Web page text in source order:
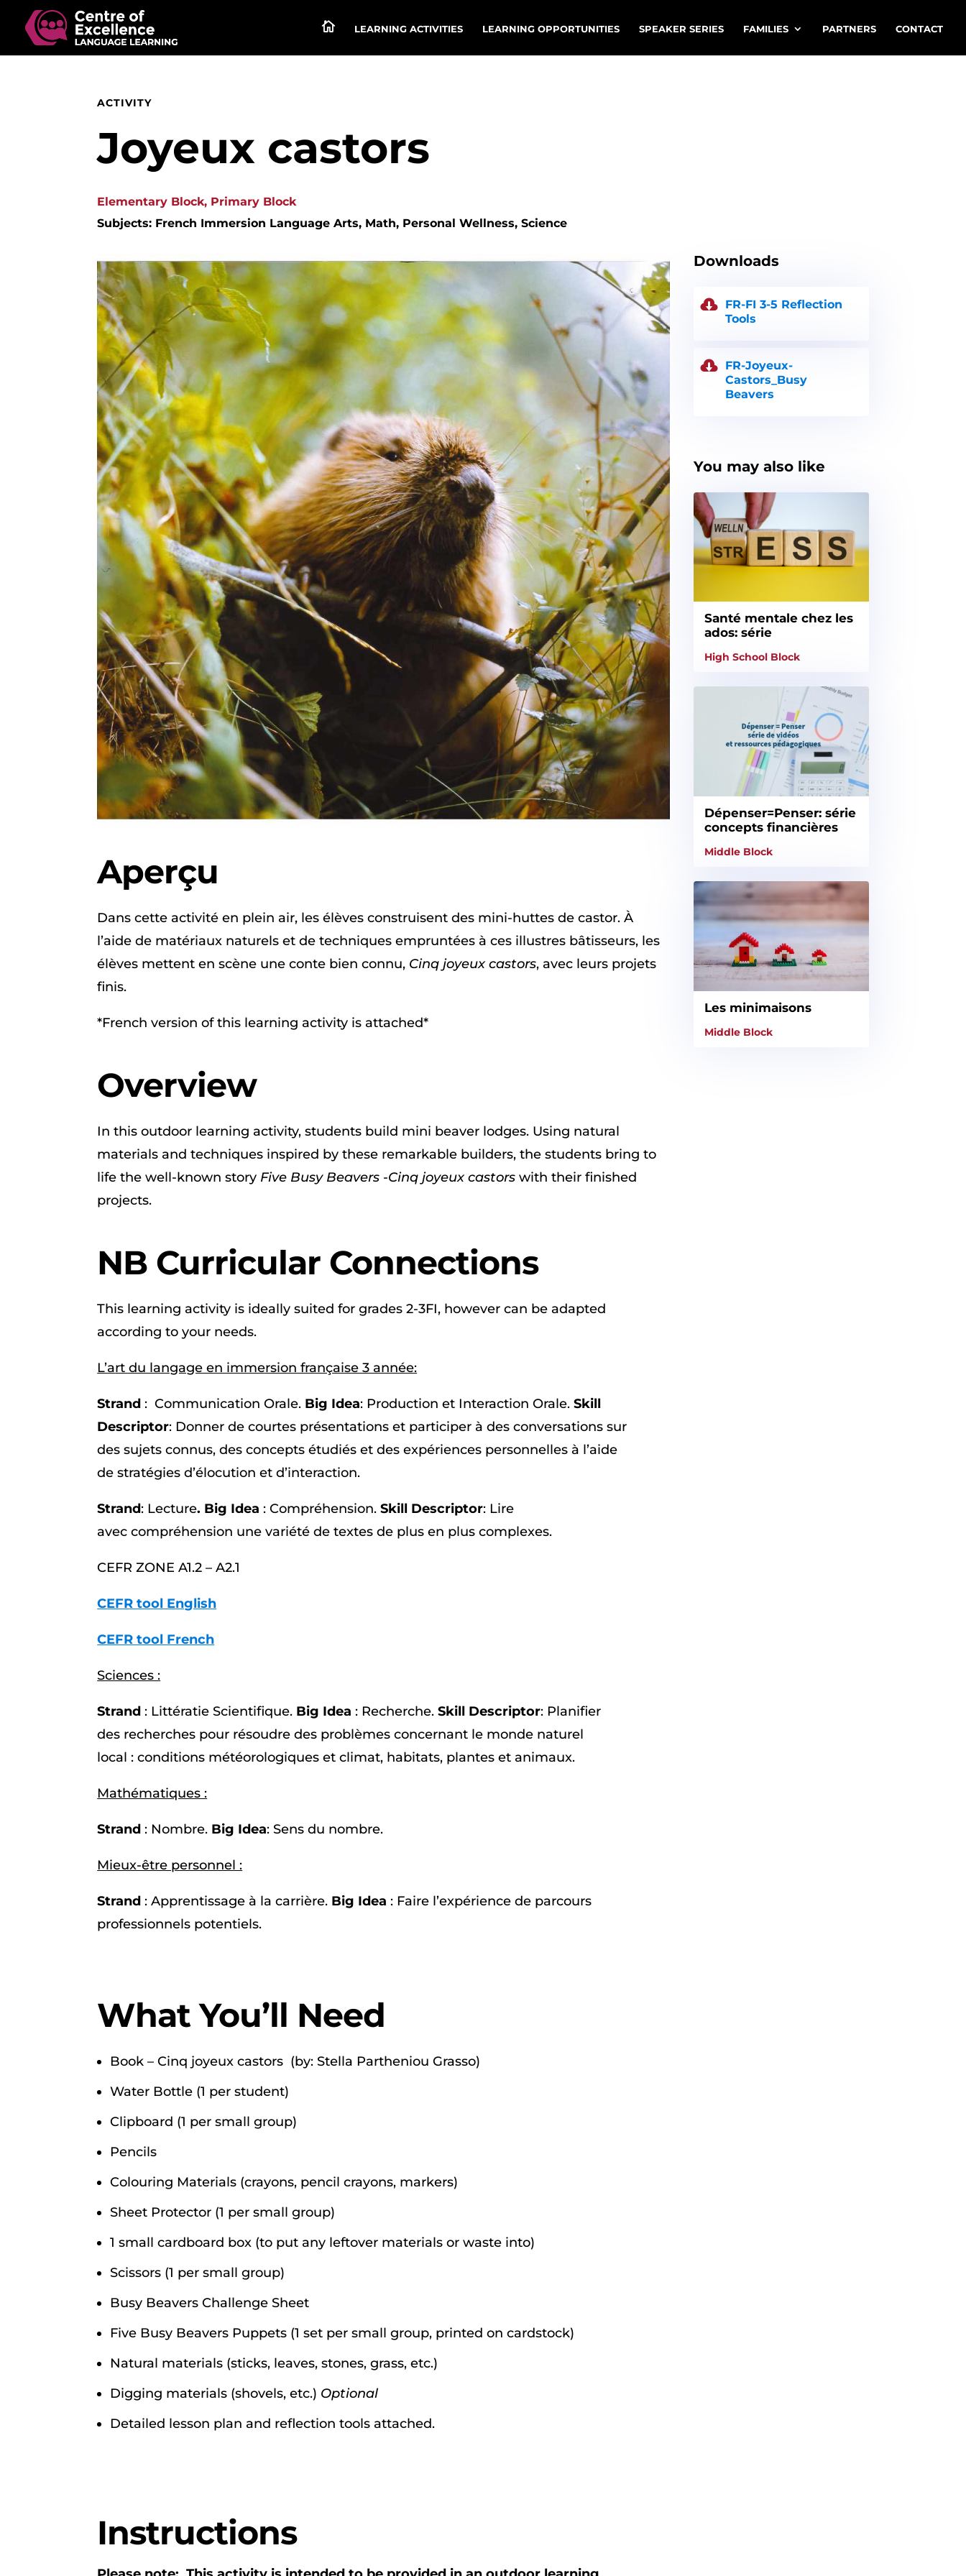
 LEARNING ACTIVITIES LEARNING OPPORTUNITIES SPEAKER SERIES FAMILIES PARTNERS CONTACT
ACTIVITY
Joyeux castors
Elementary Block, Primary Block
Subjects: French Immersion Language Arts, Math, Personal Wellness, Science
Aperçu
Dans cette activité en plein air, les élèves construisent des mini-huttes de castor. À
l’aide de matériaux naturels et de techniques empruntées à ces illustres bâtisseurs, les
élèves mettent en scène une conte bien connu, Cinq joyeux castors, avec leurs projets
finis.
*French version of this learning activity is attached*
Overview
In this outdoor learning activity, students build mini beaver lodges. Using natural
materials and techniques inspired by these remarkable builders, the students bring to
life the well-known story Five Busy Beavers -Cinq joyeux castors with their finished
projects.
NB Curricular Connections
This learning activity is ideally suited for grades 2-3FI, however can be adapted
according to your needs.
L’art du langage en immersion française 3 année:
Strand : Communication Orale. Big Idea: Production et Interaction Orale.Skill
Descriptor: Donner de courtes présentations et participer à des conversations sur
des sujets connus, des concepts étudiés et des expériences personnelles à l’aide
de stratégies d’élocution et d’interaction.
Strand: Lecture. Big Idea : Compréhension.Skill Descriptor: Lire
avec compréhension une variété de textes de plus en plus complexes.
CEFR ZONE A1.2 – A2.1
CEFR tool English
CEFR tool French
Sciences :
Strand : Littératie Scientifique. Big Idea : Recherche.Skill Descriptor: Planifier
des recherches pour résoudre des problèmes concernant le monde naturel
local : conditions météorologiques et climat, habitats, plantes et animaux.
Mathématiques :
Strand : Nombre. Big Idea: Sens du nombre.
Mieux-être personnel :
Strand : Apprentissage à la carrière. Big Idea : Faire l’expérience de parcours
professionnels potentiels.
What You’ll Need
Book – Cinq joyeux castors (by: Stella Partheniou Grasso)
Water Bottle (1 per student)
Clipboard (1 per small group)
Pencils
Colouring Materials (crayons, pencil crayons, markers)
Sheet Protector (1 per small group)
1 small cardboard box (to put any leftover materials or waste into)
Scissors (1 per small group)
Busy Beavers Challenge Sheet
Five Busy Beavers Puppets (1 set per small group, printed on cardstock)
Natural materials (sticks, leaves, stones, grass, etc.)
Digging materials (shovels, etc.) Optional
Detailed lesson plan and reflection tools attached.
Instructions
Downloads
FR-FI 3-5 Reflection
Tools
FR-Joyeux-
Castors_Busy
Beavers
You may also like
Santé mentale chez les
ados: série
High School Block
Dépenser=Penser: série
concepts financières
Middle Block
Les minimaisons
Middle Block